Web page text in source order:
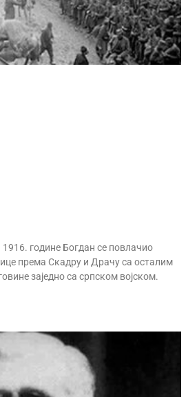
године Богдан се повлачио
према Скадру и Драчу са осталим
заједно са српском војском.